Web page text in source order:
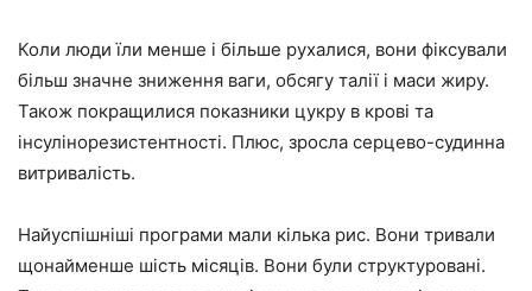
Коли люди їли менше і більше рухалися, вони фіксували
більш значне зниження ваги, обсягу талії і маси жиру.
Також покращилися показники цукру в крові та
інсулінорезистентності. Плюс, зросла серцево-судинна
витривалість.
Найуспішніші програми мали кілька рис. Вони тривали
щонайменше шість місяців. Вони були структуровані.